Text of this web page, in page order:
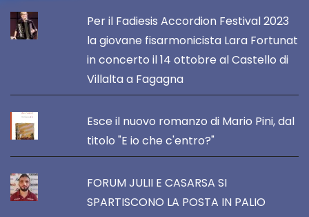
Per il Fadiesis Accordion Festival 2023
la giovane fisarmonicista Lara Fortunat
in concerto il 14 ottobre al Castello di
Villalta a Fagagna
Esce il nuovo romanzo di Mario Pini, dal
titolo "E io che c'entro?"
FORUM JULII E CASARSA SI
SPARTISCONO LA POSTA IN PALIO